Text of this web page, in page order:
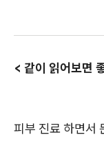
< 같이 읽어보면
피부 진료 하면서